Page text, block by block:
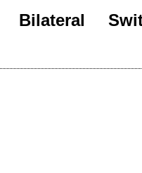
Bilateral